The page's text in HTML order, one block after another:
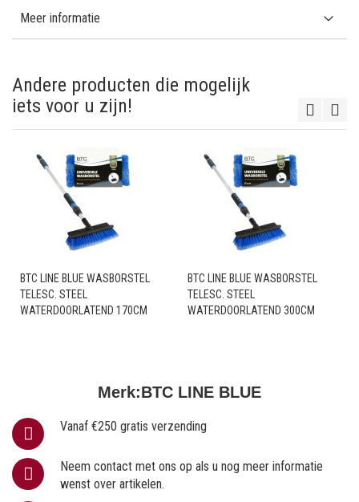
Merk:BTC LINE BLUE
Vanaf €250 gratis verzending
Neem contact met ons op als u nog meer informatie
wenst over artikelen.
Meer informatie
Andere producten die mogelijk
iets voor u zijn!
BTC LINE BLUE WASBORSTEL
TELESC. STEEL
WATERDOORLATEND 170CM
BTC LINE BLUE WASBORSTEL
TELESC. STEEL
WATERDOORLATEND 300CM